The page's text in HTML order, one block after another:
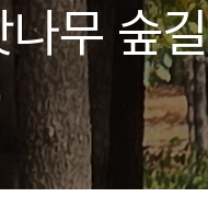
무 숲길